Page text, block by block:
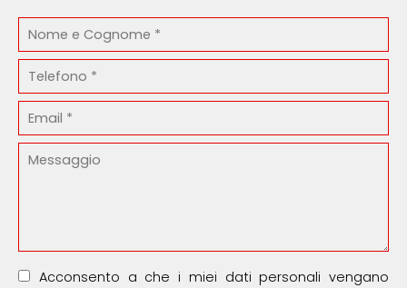
Acconsento a che i miei dati personali vengano